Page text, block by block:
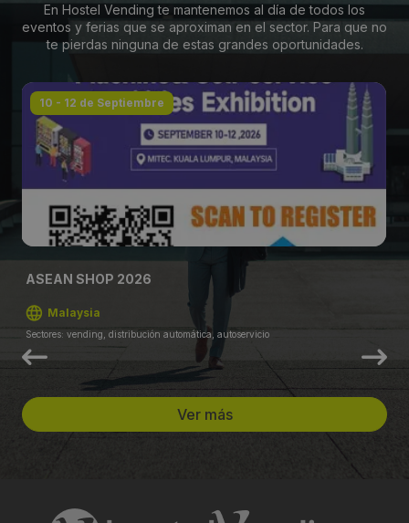
En Hostel Vending te mantenemos al día de todos los
eventos y ferias que se aproximan en el sector. Para que no
te pierdas ninguna de estas grandes oportunidades.
10 - 12 de Septiembre
ASEAN SHOP 2026
Malaysia
Sectores: vending, distribución automática, autoservicio
Ver más